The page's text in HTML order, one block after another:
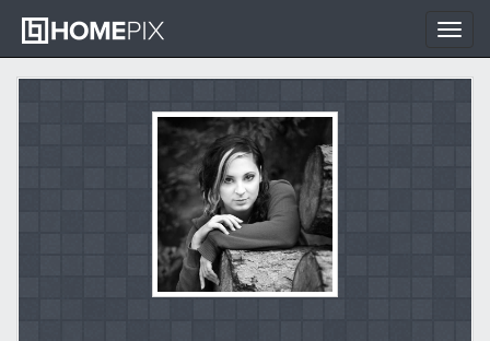
Toggle